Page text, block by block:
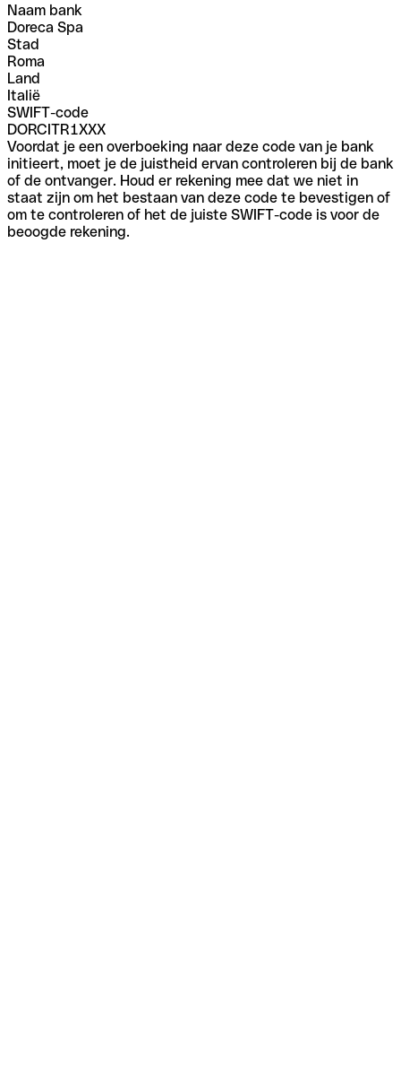
Naam bank
Doreca Spa
Stad
Roma
Land
Italië
SWIFT-code
DORCITR1XXX
Voordat je een overboeking naar deze code van je bank
initieert, moet je de juistheid ervan controleren bij de bank
of de ontvanger. Houd er rekening mee dat we niet in
staat zijn om het bestaan van deze code te bevestigen of
om te controleren of het de juiste SWIFT-code is voor de
beoogde rekening.